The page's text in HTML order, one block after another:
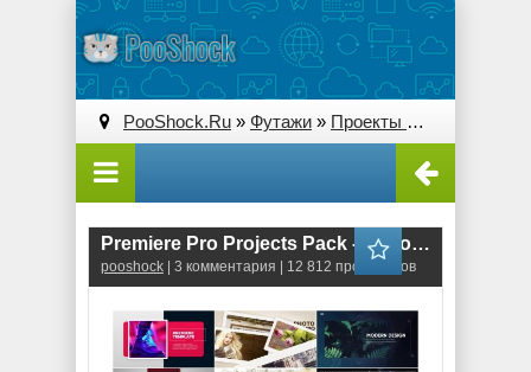
PooShock.Ru » Футажи » Проекты Premiere Pro
Premiere Pro Projects Pack - 5 (Motion Array)
pooshock | 3 комментария | 12 812 просмотров